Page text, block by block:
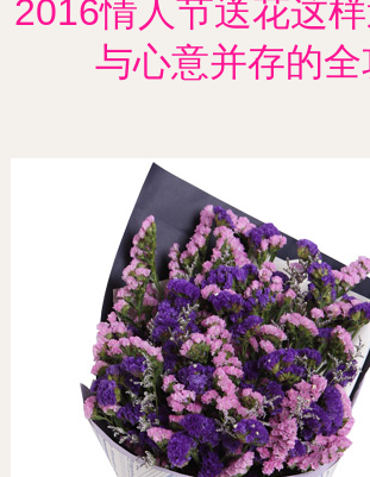
2016情人节送花这
与心意并存的